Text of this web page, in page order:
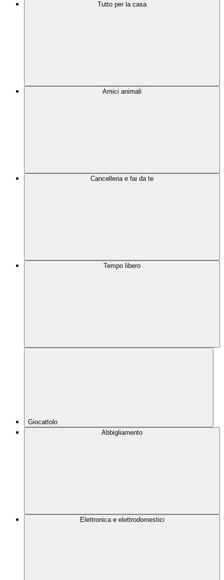
Tutto per la casa
Amici animali
Cancelleria e fai da te
Tempo libero
Giocattolo
Abbigliamento
Elettronica e elettrodomestici